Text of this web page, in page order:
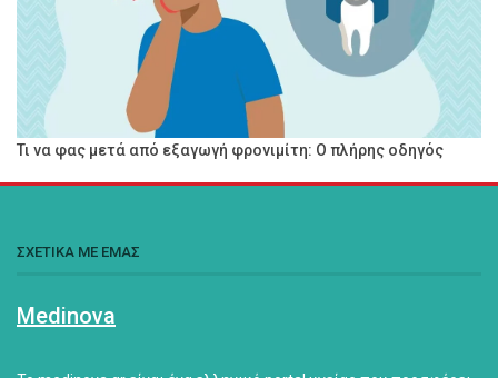
Τι να φας μετά από εξαγωγή φρονιμίτη: Ο πλήρης οδηγός
ΣΧΕΤΙΚΑ ΜΕ ΕΜΑΣ
Medinova